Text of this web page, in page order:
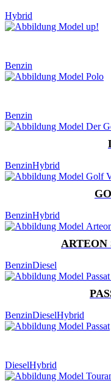
Hybrid
Benzin
Benzin
BenzinHybrid
BenzinHybrid
BenzinDiesel
BenzinDieselHybrid
DieselHybrid